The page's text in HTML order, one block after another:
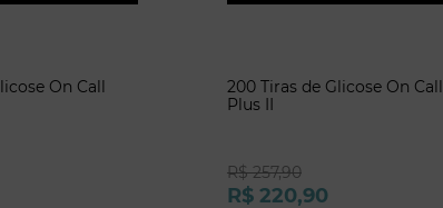
On Call
200 Tiras de Glicose On Call
Plus II
R$ 257,90
R$ 220,90